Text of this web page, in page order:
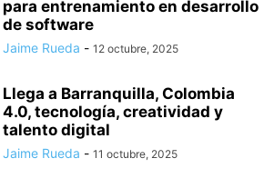
para entrenamiento en desarrollo
de software
Jaime Rueda - 12 octubre, 2025
Llega a Barranquilla, Colombia
4.0, tecnología, creatividad y
talento digital
Jaime Rueda - 11 octubre, 2025